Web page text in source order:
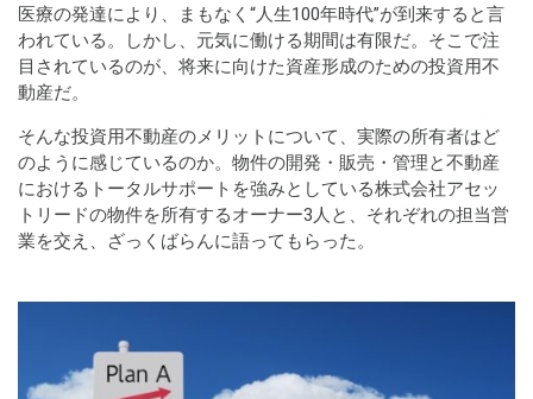
医療の発達により、まもなく“人生100年時代”が到来すると言
われている。しかし、元気に働ける期間は有限だ。そこで注
目されているのが、将来に向けた資産形成のための投資用不
動産だ。
そんな投資用不動産のメリットについて、実際の所有者はど
のように感じているのか。物件の開発・販売・管理と不動産
におけるトータルサポートを強みとしている株式会社アセッ
トリードの物件を所有するオーナー3人と、それぞれの担当営
業を交え、ざっくばらんに語ってもらった。